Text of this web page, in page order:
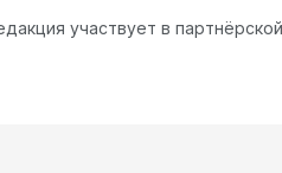
участвует в